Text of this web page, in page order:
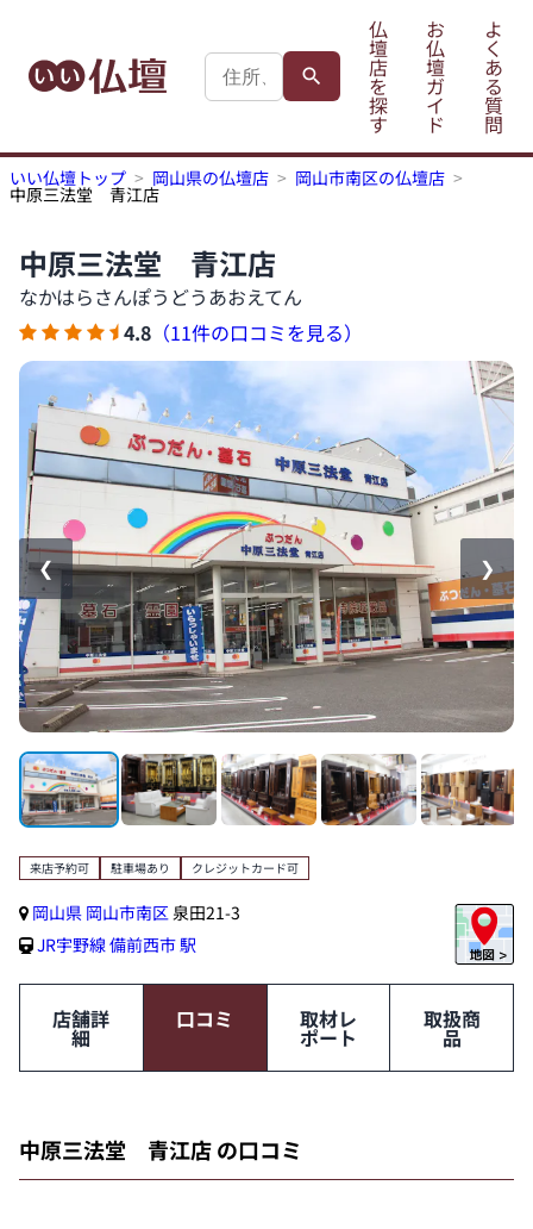
仏
壇
店
を
探
す
お
仏
壇
ガ
イ
ド
よ
く
あ
る
質
問
いい仏壇トップ 岡山県の仏壇店 岡山市南区の仏壇店
中原三法堂 青江店
中原三法堂 青江店
なかはらさんぽうどうあおえてん
4.8 （11件の口コミを見る）
❮ ❯
来店予約可 駐車場あり クレジットカード可
岡山県 岡山市南区泉田21-3
JR宇野線備前西市 駅
店舗詳
細
口コミ 取材レ
ポート
取扱商
品
中原三法堂 青江店 の口コミ